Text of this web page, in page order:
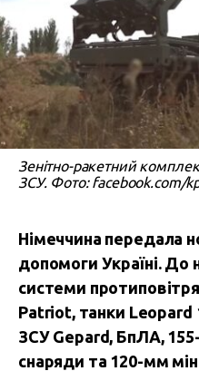
Зенітно-ракетний
ЗСУ. Фото: facebook.com/
Німеччина передала
допомоги Україні. До
системи
Patriot, танки Leopard
ЗСУ Gepard, БпЛА,
снаряди та 120-мм